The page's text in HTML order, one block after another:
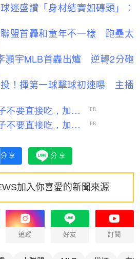
迷盛讚「身材結實如磚頭」：
盟首轟和童年不一樣 跑壘太
灝宇MLB首轟出爐 逆轉2分砲
！揮第一球擊球初速曝 主播
分享 分享
加入你喜愛的新聞來源
追蹤 好友 訂閱